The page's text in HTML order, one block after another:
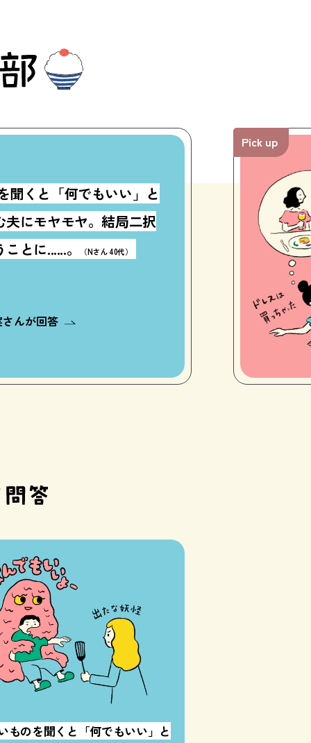
聞くと「何でもいい」と
夫にモヤモヤ。結局二択
とに......。
（Nさん 40代）
んが回答
Pick up
ものを聞くと「何でもいい」と